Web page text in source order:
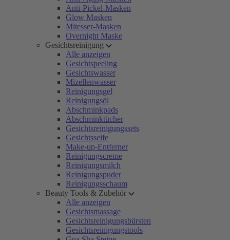
Anti-Pickel-Masken
Glow Masken
Mitesser-Masken
Overnight Maske
Gesichtsreinigung
Alle anzeigen
Gesichtspeeling
Gesichtswasser
Mizellenwasser
Reinigungsgel
Reinigungsöl
Abschminkpads
Abschminktücher
Gesichtsreinigungssets
Gesichtsseife
Make-up-Entferner
Reinigungscreme
Reinigungsmilch
Reinigungspuder
Reinigungsschaum
Beauty Tools & Zubehör
Alle anzeigen
Gesichtsmassage
Gesichtsreinigungsbürsten
Gesichtsreinigungstools